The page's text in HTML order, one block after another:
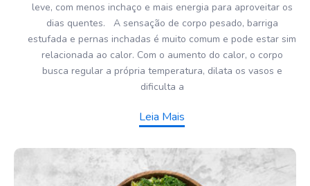
leve, com menos inchaço e mais energia para aproveitar os
dias quentes. A sensação de corpo pesado, barriga
estufada e pernas inchadas é muito comum e pode estar sim
relacionada ao calor. Com o aumento do calor, o corpo
busca regular a própria temperatura, dilata os vasos e
dificulta a
Leia Mais